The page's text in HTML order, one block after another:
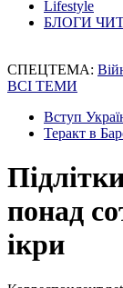
Lifestyle
БЛОГИ
СПЕЦТЕМА:
ВСІ ТЕМИ
Вступ
Теракт в
понад
ікри